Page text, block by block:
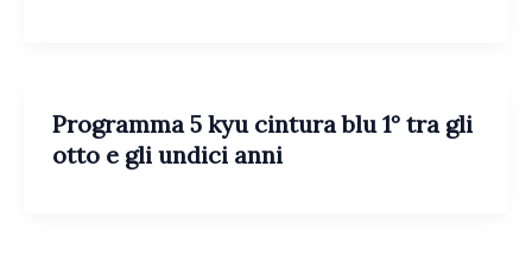
Programma 5 kyu cintura blu 1° tra gli
otto e gli undici anni